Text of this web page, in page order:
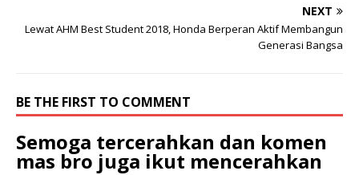
NEXT
Lewat AHM Best Student 2018, Honda Berperan Aktif Membangun
Generasi Bangsa
BE THE FIRST TO COMMENT
Semoga tercerahkan dan komen
mas bro juga ikut mencerahkan